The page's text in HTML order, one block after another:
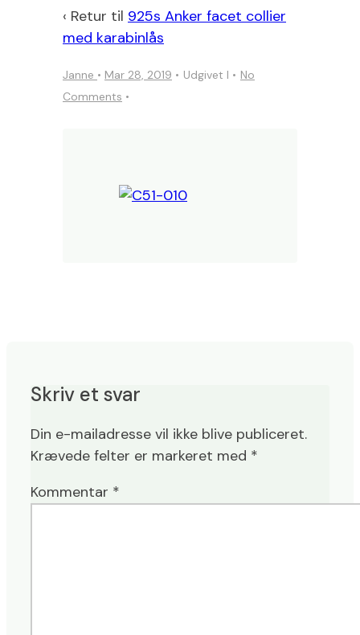
‹ Retur til 925s Anker facet collier
med karabinlås
Janne • Mar 28, 2019 Udgivet I
No
Comments
Skriv et svar
Din e-mailadresse vil ikke blive publiceret.
Krævede felter er markeret med *
Kommentar *